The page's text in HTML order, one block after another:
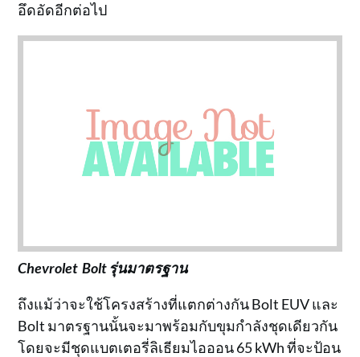
อึดอัดอีกต่อไป
Chevrolet Bolt รุ่นมาตรฐาน
ถึงแม้ว่าจะใช้โครงสร้างที่แตกต่างกัน Bolt EUV และ
Bolt มาตรฐานนั้นจะมาพร้อมกับขุมกำลังชุดเดียวกัน
โดยจะมีชุดแบตเตอรี่ลิเธียมไอออน 65 kWh ที่จะป้อน